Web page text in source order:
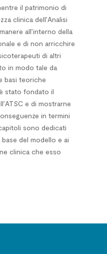
il patrimonio di
clinica dell’Analisi
all’interno della
e di non arricchire
di altri
in modo tale da
basi teoriche
stato fondato il
e di mostrarne
in termini
sono dedicati
del modello e ai
clinica che esso